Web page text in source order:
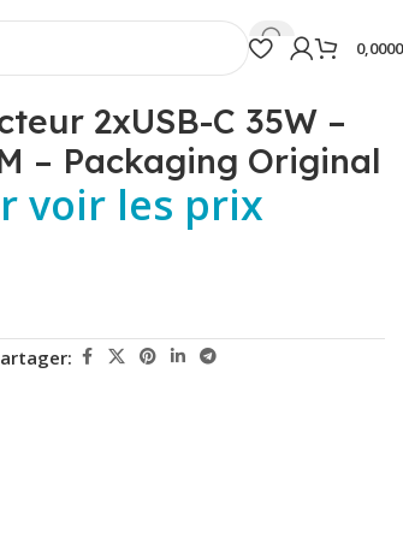
2xUSB-C 35W –
– Packaging Original
voir les prix